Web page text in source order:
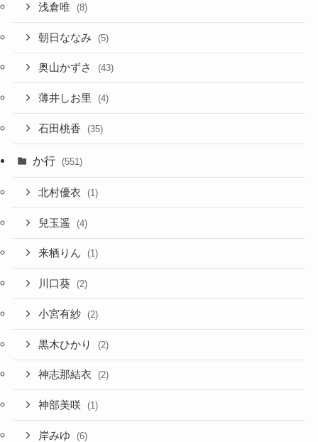
浅倉唯 (8)
朝日ななみ (5)
奥山かずさ (43)
薄井しお里 (4)
石田桃香 (35)
か行 (551)
北村優衣 (1)
兒玉遥 (4)
来栖りん (1)
川口葵 (2)
小宮有紗 (2)
黒木ひかり (2)
神志那結衣 (2)
神部美咲 (1)
岸みゆ (6)